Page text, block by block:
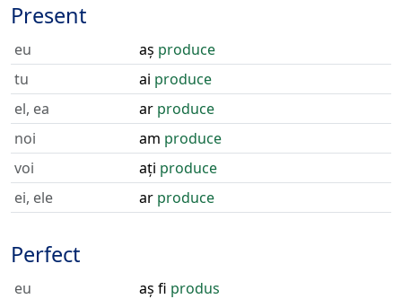
Present
eu aș produce
tu
ai produce
el, ea
ar produce
noi
am produce
voi
ați produce
ei, ele
ar produce
Perfect
eu aș fi produs